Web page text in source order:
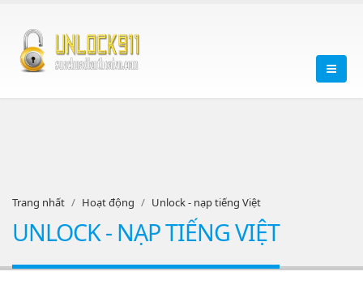
Trang nhất Hoạt động Unlock - nạp tiếng Việt
UNLOCK - NẠP TIẾNG VIỆT